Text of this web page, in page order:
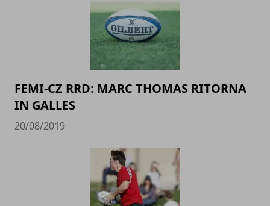
FEMI-CZ RRD: MARC THOMAS RITORNA
IN GALLES
20/08/2019